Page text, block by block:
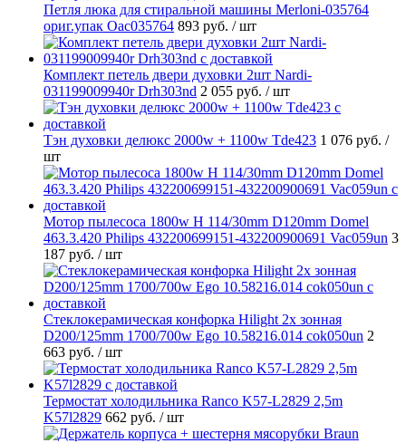
Петля люка для стиральной машины Merloni-035764
ориг.упак Oac035764 893 руб. / шт
Комплект петель двери духовки 2шт Nardi-
031199009940r Drh303nd 2 055 руб. / шт
Тэн духовки делюкс 2000w + 1100w Tde423 1 076 руб. /
шт
Мотор пылесоса 1800w H 114/30mm D120mm Domel
463.3.420 Philips 432200699151-432200900691 Vac059un 3
187 руб. / шт
Стеклокерамическая конфорка Hilight 2х зонная
D200/125mm 1700/700w Ego 10.58216.014 cok050un 2
663 руб. / шт
Термостат холодильника Ranco K57-L2829 2,5m
K57l2829 662 руб. / шт